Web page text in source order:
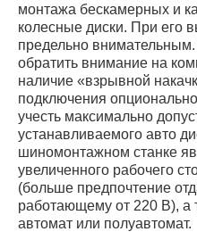
монтажа бескамерных и
колесные диски. При его
предельно
обратить внимание на
наличие «взрывной
подключения
учесть максимально
устанавливаемого авто
шиномонтажном станке
увеличенного рабочего
(больше предпочтение
работающему от 220 В),
автомат или полуавтомат.